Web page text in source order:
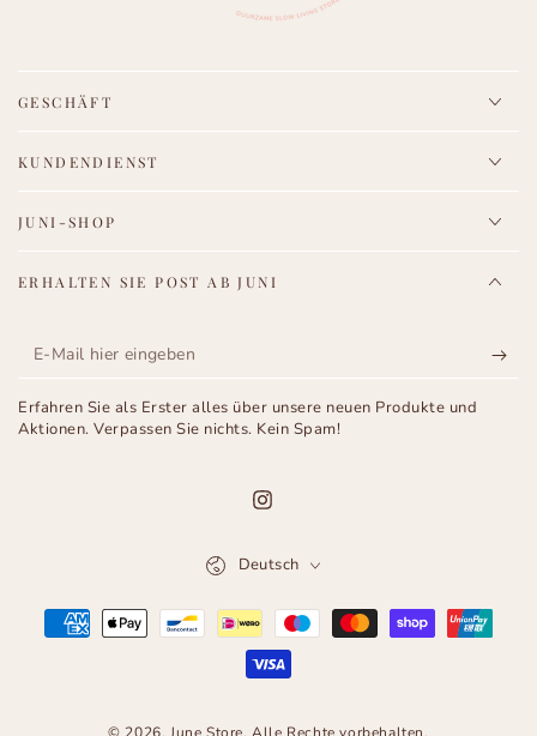
GESCHÄFT
KUNDENDIENST
JUNI-SHOP
ERHALTEN SIE POST AB JUNI
E-
hier
Erfahren Sie als Erster alles über unsere neuen Produkte und
Aktionen. Verpassen Sie nichts. Kein Spam!
Instagram
Deutsch
Zahlungsmöglichkeiten